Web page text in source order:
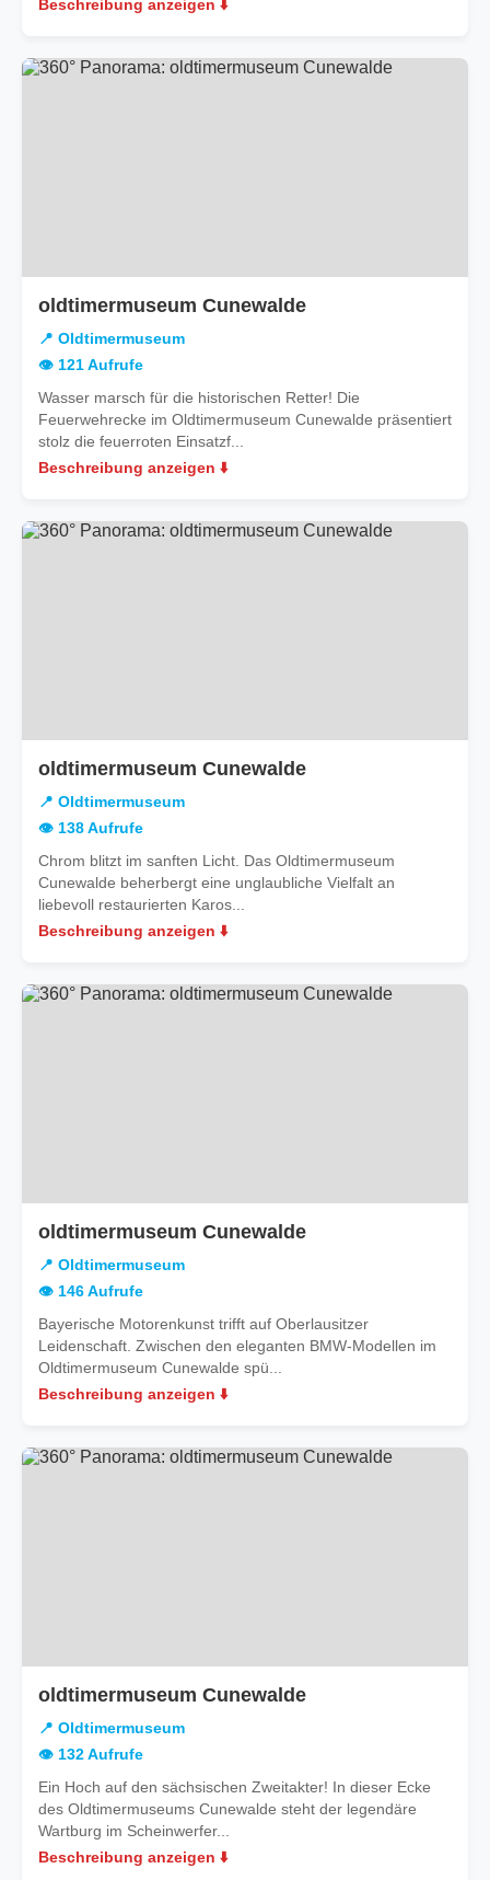
Beschreibung anzeigen ⬇️
oldtimermuseum Cunewalde
📍 Oldtimermuseum
👁️ 121 Aufrufe
Wasser marsch für die historischen Retter! Die
Feuerwehrecke im Oldtimermuseum Cunewalde präsentiert
stolz die feuerroten Einsatzf...
Beschreibung anzeigen ⬇️
oldtimermuseum Cunewalde
📍 Oldtimermuseum
👁️ 138 Aufrufe
Chrom blitzt im sanften Licht. Das Oldtimermuseum
Cunewalde beherbergt eine unglaubliche Vielfalt an
liebevoll restaurierten Karos...
Beschreibung anzeigen ⬇️
oldtimermuseum Cunewalde
📍 Oldtimermuseum
👁️ 146 Aufrufe
Bayerische Motorenkunst trifft auf Oberlausitzer
Leidenschaft. Zwischen den eleganten BMW-Modellen im
Oldtimermuseum Cunewalde spü...
Beschreibung anzeigen ⬇️
oldtimermuseum Cunewalde
📍 Oldtimermuseum
👁️ 132 Aufrufe
Ein Hoch auf den sächsischen Zweitakter! In dieser Ecke
des Oldtimermuseums Cunewalde steht der legendäre
Wartburg im Scheinwerfer...
Beschreibung anzeigen ⬇️